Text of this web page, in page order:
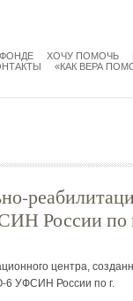
menuХОЧУ ПОМОЧЬ
«КАК ВЕРА
России по
центра,
6 УФСИН России по г.